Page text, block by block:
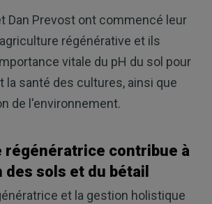
Dan Prevost ont commencé leur
régénérative et ils
vitale du pH du sol pour
la santé des cultures, ainsi que
de l'environnement.
régénératrice contribue à
des sols et du bétail
et la gestion holistique